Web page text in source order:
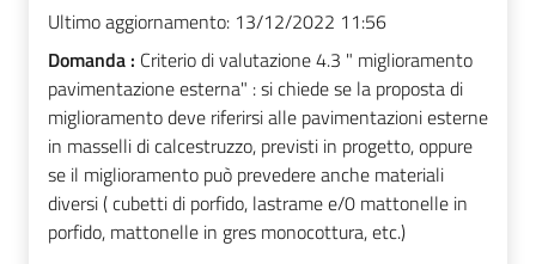
Ultimo aggiornamento: 13/12/2022 11:56
Domanda : Criterio di valutazione 4.3 " miglioramento
pavimentazione esterna" : si chiede se la proposta di
miglioramento deve riferirsi alle pavimentazioni esterne
in masselli di calcestruzzo, previsti in progetto, oppure
se il miglioramento può prevedere anche materiali
diversi ( cubetti di porfido, lastrame e/0 mattonelle in
porfido, mattonelle in gres monocottura, etc.)